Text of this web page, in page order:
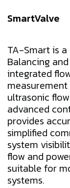
SmartValve
TA-Smart is
Balancing
integrated
ultrasonic
advanced
provides
simplified
system
flow and
suitable for
systems.